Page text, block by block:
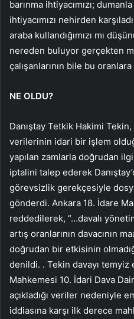
barınma ihtiyacımızı;
ihtiyacımızı nehirden
araba kullandığımızı mı
nereden buluyor gerçekten
çalışanlarının bile bu
NE OLDU?
Danıştay Tetkik Hakimi Tekin,
verilerinin idari bir işlem
yapılan zamlarla doğrudan
iptalini talep ederek
görevsizlik gerekçesiyle
gönderdi. Ankara 18. İdare
reddedilerek, “…davalı
artış oranlarının davacının
doğrudan bir etkisinin
denildi. . Tekin davayı
Mahkemesi 10. İdari Dava
açıkladığı veriler nedeniyle
iddiasına karşı ilk derece